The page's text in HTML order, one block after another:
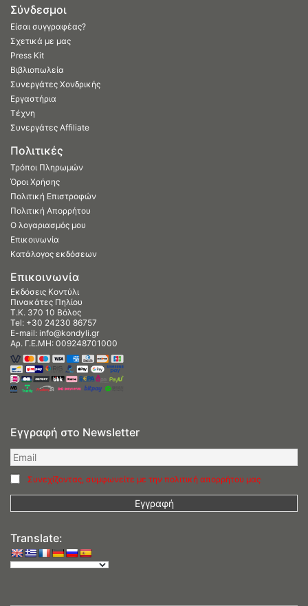
Σύνδεσμοι
Είσαι συγγραφέας?
Σχετικά με μας
Press Kit
Βιβλιοπωλεία
Συνεργάτες Χονδρικής
Εργαστήρια
Τέχνη
Συνεργάτες Affiliate
Πολιτικές
Τρόποι Πληρωμών
Όροι Χρήσης
Πολιτική Επιστροφών
Πολιτική Απορρήτου
Ο λογαριασμός μου
Επικοινωνία
Κατάλογος εκδόσεων
Επικοινωνία
Εκδόσεις Κοντύλι
Πινακάτες Πηλίου
Τ.Κ. 370 10 Βόλος
Tel: +30 24230 86757
E-mail: info@kondyli.gr
Αρ. Γ.Ε.ΜΗ: 009248701000
Εγγραφή στο Newsletter
Συνεχίζοντας, συμφωνείτε με την πολιτική απορρήτου μας
Translate: